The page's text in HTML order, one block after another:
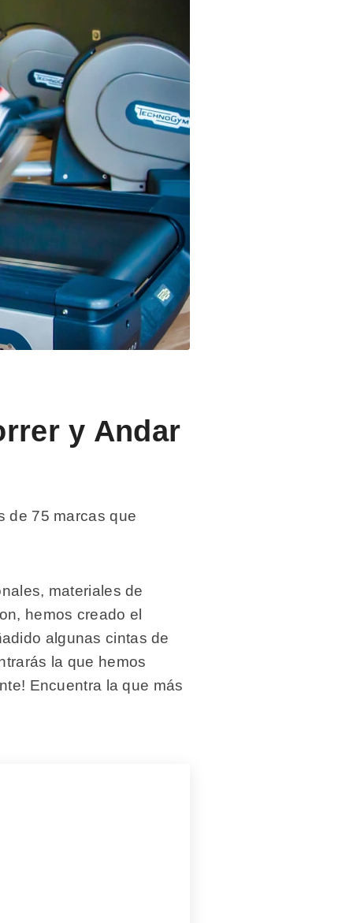
y Andar
de 75 marcas que
materiales de
hemos creado el
algunas cintas de
la que hemos
Encuentra la que más